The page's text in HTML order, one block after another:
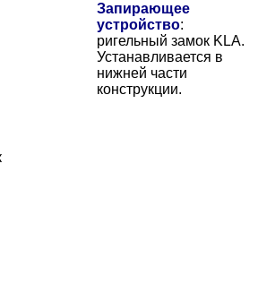
Запирающее
устройство:
ригельный замок KLA.
Устанавливается в
нижней части
конструкции.